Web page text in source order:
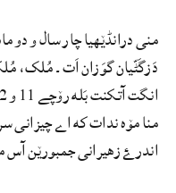
منی درانڈێھیا چار سال و
دَزگَٹّیان گوَزان اَت۔ مُلک،
منا مۆه ندات که اے چیزانی
اندرۓ زھیرانی جمبورێن آس